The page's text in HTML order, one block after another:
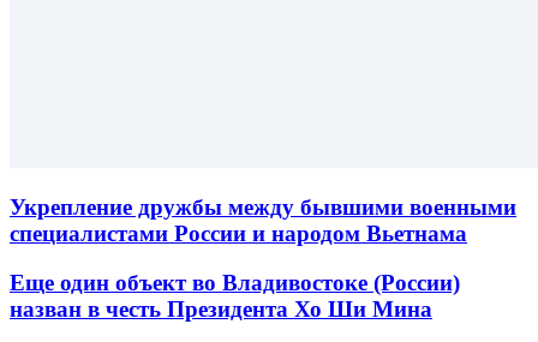
Укрепление дружбы между бывшими военными
специалистами России и народом Вьетнама
Еще один объект во Владивостоке (России)
назван в честь Президента Хо Ши Мина